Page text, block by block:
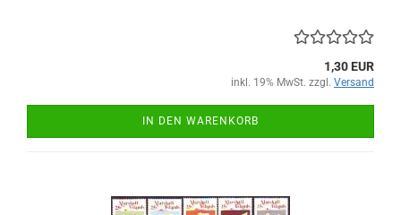
1,30 EUR
inkl. 19% MwSt. zzgl. Versand
IN DEN WARENKORB